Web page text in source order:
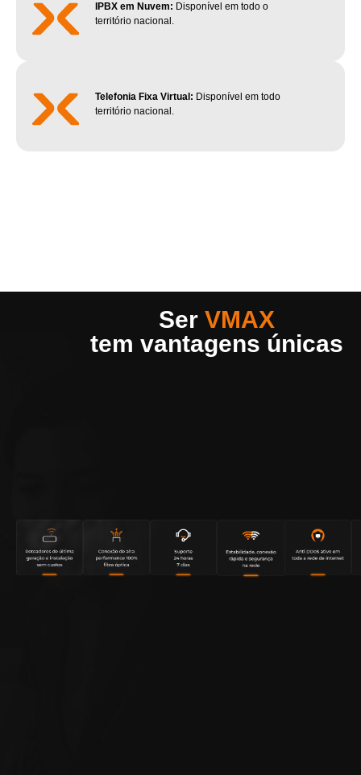
IPBX em Nuvem: Disponível em todo o
território nacional.
Telefonia Fixa Virtual: Disponível em todo
território nacional.
SerVMAX
tem vantagens únicas